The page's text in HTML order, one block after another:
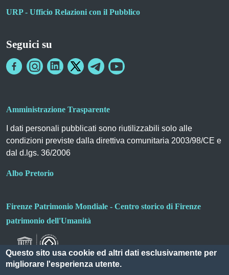
URP - Ufficio Relazioni con il Pubblico
Seguici su
Amministrazione Trasparente
I dati personali pubblicati sono riutilizzabili solo alle
condizioni previste dalla direttiva comunitaria 2003/98/CE e
dal d.lgs. 36/2006
Albo Pretorio
Firenze Patrimonio Mondiale - Centro storico di Firenze
patrimonio dell'Umanità
Questo sito usa cookie ed altri dati esclusivamente per
migliorare l'esperienza utente.